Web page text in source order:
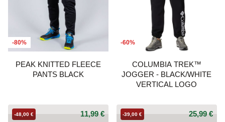
-80%
PEAK KNITTED FLEECE
PANTS BLACK
11,99 €
-48,00 €
-60%
COLUMBIA TREK™
JOGGER - BLACK/WHITE
VERTICAL LOGO
25,99 €
-39,00 €